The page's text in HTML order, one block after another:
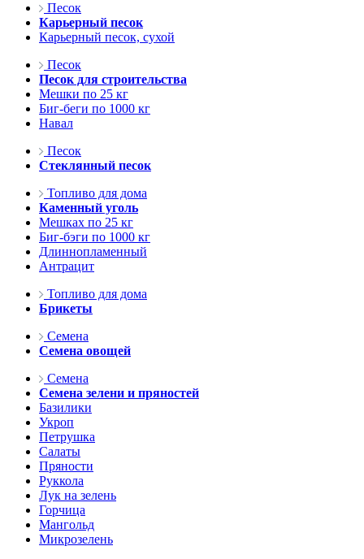
Песок
Карьерный песок
Карьерный песок, сухой
Песок
Песок для строительства
Мешки по 25 кг
Биг-беги по 1000 кг
Навал
Песок
Стеклянный песок
Топливо для дома
Каменный уголь
Мешках по 25 кг
Биг-бэги по 1000 кг
Длиннопламенный
Антрацит
Топливо для дома
Брикеты
Семена
Семена овощей
Семена
Семена зелени и пряностей
Базилики
Укроп
Петрушка
Салаты
Пряности
Руккола
Лук на зелень
Горчица
Мангольд
Микрозелень